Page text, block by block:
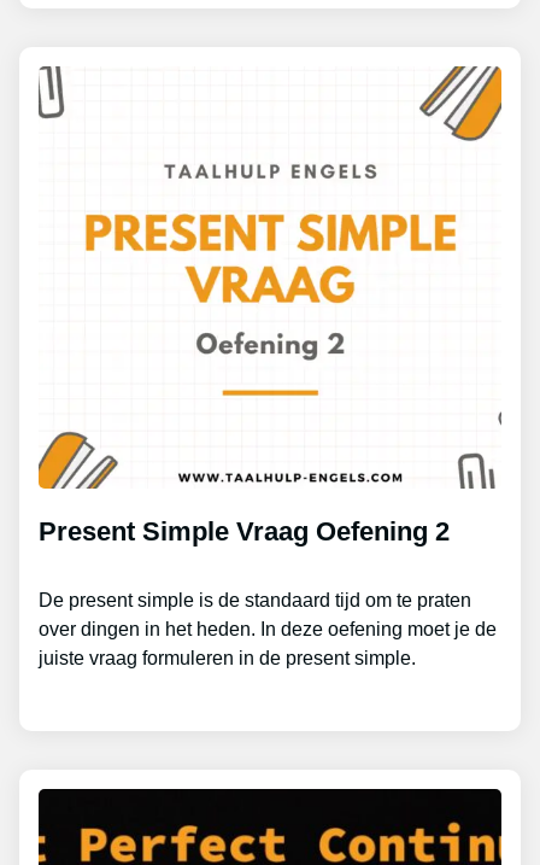
Present Simple Vraag Oefening 2
De present simple is de standaard tijd om te praten
over dingen in het heden. In deze oefening moet je de
juiste vraag formuleren in de present simple.